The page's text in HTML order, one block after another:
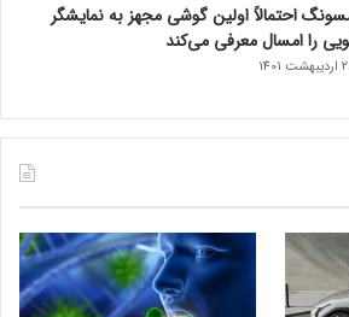
احتمالاً اولین گوشی مجهز به نمایشگر
را امسال معرفی می‌کند
1401